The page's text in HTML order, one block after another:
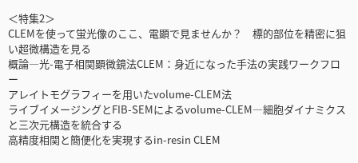
＜特集2＞
CLEMを使って蛍光像のここ、電顕で見ませんか？ 標的部位を精密に狙
い超微構造を見る
概論―光-電子相関顕微鏡法CLEM：身近になった手法の実践ワークフロ
ー
アレイトモグラフィーを用いたvolume-CLEM法
ライブイメージングとFIB-SEMによるvolume-CLEM―細胞ダイナミクス
と三次元構造を統合する
高精度相関と簡便化を実現するin-resin CLEM